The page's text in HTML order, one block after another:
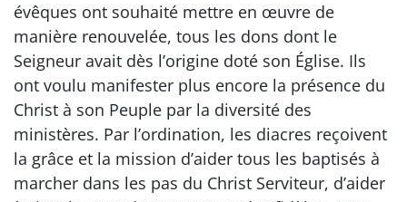
évêques ont souhaité mettre en œuvre de
manière renouvelée, tous les dons dont le
Seigneur avait dès l’origine doté son Église. Ils
ont voulu manifester plus encore la présence du
Christ à son Peuple par la diversité des
ministères. Par l’ordination, les diacres reçoivent
la grâce et la mission d’aider tous les baptisés à
marcher dans les pas du Christ Serviteur, d’aider